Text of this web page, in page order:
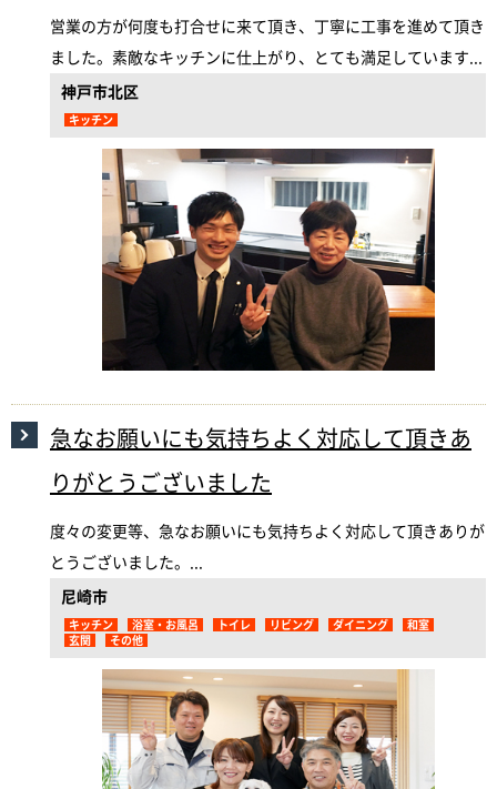
営業の方が何度も打合せに来て頂き、丁寧に工事を進めて頂き
ました。素敵なキッチンに仕上がり、とても満足しています...
神戸市北区
キッチン
急なお願いにも気持ちよく対応して頂きあ
りがとうございました
度々の変更等、急なお願いにも気持ちよく対応して頂きありが
とうございました。...
尼崎市
キッチン 浴室・お風呂 トイレ リビング ダイニング
和室
玄関
その他